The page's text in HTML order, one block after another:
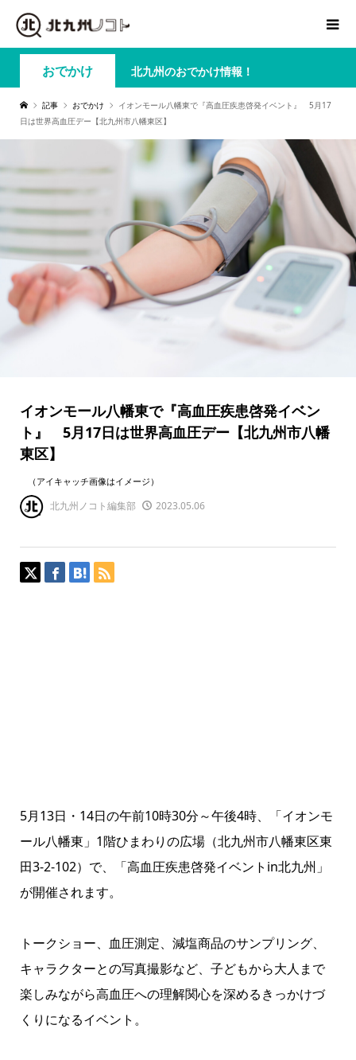
おでかけ 北九州のおでかけ情報！
記事 おでかけ
イオンモール八幡東で『高血圧疾患啓発イベント』 5月17
日は世界高血圧デー【北九州市八幡東区】
イオンモール八幡東で『高血圧疾患啓発イベン
ト』 5月17日は世界高血圧デー【北九州市八幡
東区】
（アイキャッチ画像はイメージ）
北九州ノコト編集部 2023.05.06
5月13日・14日の午前10時30分～午後4時、「イオンモ
ール八幡東」1階ひまわりの広場（北九州市八幡東区東
田3-2-102）で、「高血圧疾患啓発イベントin北九州」
が開催されます。
トークショー、血圧測定、減塩商品のサンプリング、
キャラクターとの写真撮影など、子どもから大人まで
楽しみながら高血圧への理解関心を深めるきっかけづ
くりになるイベント。